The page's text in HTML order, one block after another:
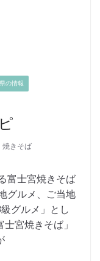
の情報
焼きそば
富士宮焼きそば
グルメ、ご当地
グルメ」とし
宮焼きそば」